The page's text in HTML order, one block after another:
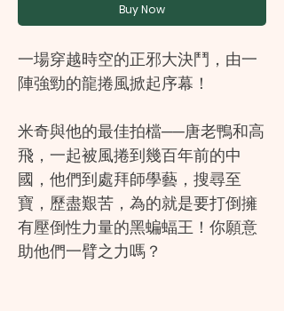
Buy Now
一場穿越時空的正邪大決鬥，由一
陣強勁的龍捲風掀起序幕！
米奇與他的最佳拍檔──唐老鴨和高
飛，一起被風捲到幾百年前的中
國，他們到處拜師學藝，搜尋至
寶，歷盡艱苦，為的就是要打倒擁
有壓倒性力量的黑蝙蝠王！你願意
助他們一臂之力嗎？